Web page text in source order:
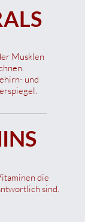
Musklen
und
die
sind.